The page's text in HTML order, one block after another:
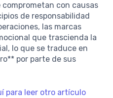
con causas
de responsabilidad
las marcas
que trascienda la
lo que se traduce en
por parte de sus
para leer otro artículo